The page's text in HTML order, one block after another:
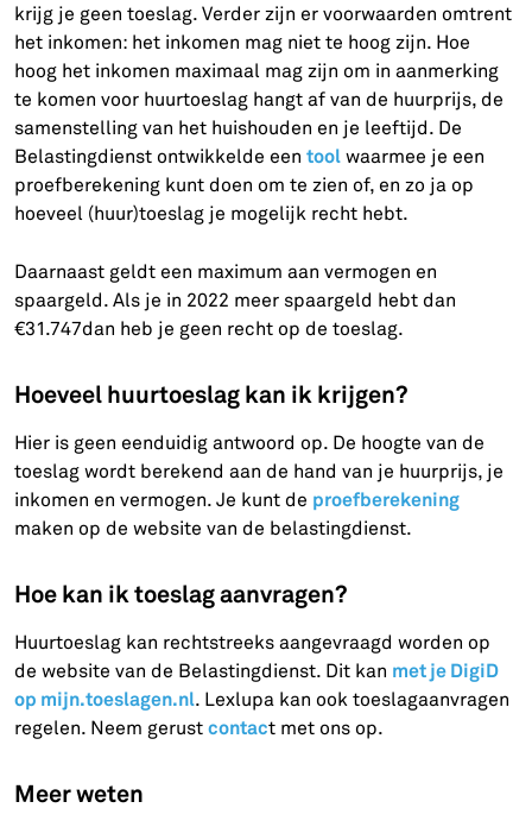
krijg je geen toeslag. Verder zijn er voorwaarden omtrent
het inkomen: het inkomen mag niet te hoog zijn. Hoe
hoog het inkomen maximaal mag zijn om in aanmerking
te komen voor huurtoeslag hangt af van de huurprijs, de
samenstelling van het huishouden en je leeftijd. De
Belastingdienst ontwikkelde eentool waarmee je een
proefberekening kunt doen om te zien of, en zo ja op
hoeveel (huur)toeslag je mogelijk recht hebt.
Daarnaast geldt een maximum aan vermogen en
spaargeld. Als je in 2022 meer spaargeld hebt dan
€31.747dan heb je geen recht op de toeslag.
Hoeveel huurtoeslag kan ik krijgen?
Hier is geen eenduidig antwoord op. De hoogte van de
toeslag wordt berekend aan de hand van je huurprijs, je
inkomen en vermogen. Je kunt de proefberekening
maken op de website van de belastingdienst.
Hoe kan ik toeslag aanvragen?
Huurtoeslag kan rechtstreeks aangevraagd worden op
de website van de Belastingdienst. Dit kan met je DigiD
op mijn.toeslagen.nl. Lexlupa kan ook toeslagaanvragen
regelen. Neem gerustcontact met ons op.
Meer weten